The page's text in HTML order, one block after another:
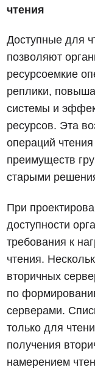
чтения
Доступные для
позволяют
ресурсоемкие
реплики,
системы и
ресурсов. Эта
операций
преимуществ
старыми
При
доступности
требования к
чтения.
вторичных
по
серверами.
только для
получения
намерением